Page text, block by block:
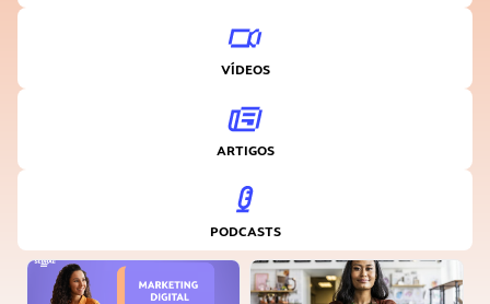
VÍDEOS
ARTIGOS
PODCASTS